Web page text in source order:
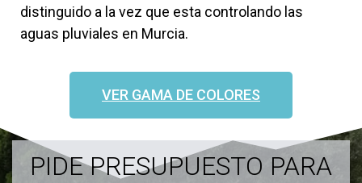
distinguido a la vez que esta controlando las
aguas pluviales en Murcia.
VER GAMA DE COLORES
PIDE PRESUPUESTO PARA